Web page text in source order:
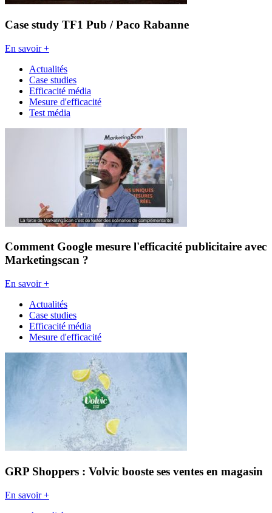
Case study TF1 Pub / Paco Rabanne
En savoir +
Actualités
Case studies
Efficacité média
Mesure d'efficacité
Test média
Comment Google mesure l'efficacité publicitaire avec
Marketingscan ?
En savoir +
Actualités
Case studies
Efficacité média
Mesure d'efficacité
GRP Shoppers : Volvic booste ses ventes en magasin
En savoir +